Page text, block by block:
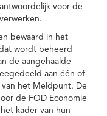
voor de
bewaard in het
wordt beheerd
de aangehaalde
aan één of
het Meldpunt. De
de FOD Economie
kader van hun